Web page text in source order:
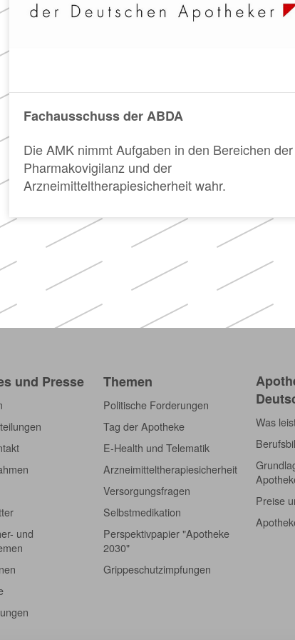
Apotheken)
Fachausschuss der ABDA
Die AMK nimmt Aufgaben in den Bereichen der
Pharmakovigilanz und der
Arzneimitteltherapiesicherheit wahr.
und Presse
und
Themen
Politische Forderungen
Tag der Apotheke
E-Health und Telematik
Arzneimitteltherapiesicherheit
Versorgungsfragen
Selbstmedikation
Perspektivpapier "Apotheke
2030"
Grippeschutzimpfungen
Was
Preise